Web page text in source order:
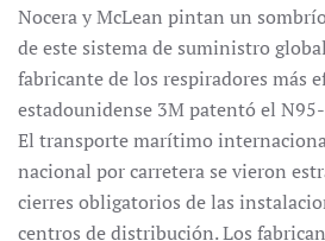
Nocera y McLean pintan un
de este sistema de suministro
fabricante de los respiradores más
estadounidense 3M patentó el
El transporte marítimo
nacional por carretera se vieron
cierres obligatorios de las
centros de distribución. Los